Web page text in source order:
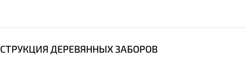
ДЕРЕВЯННЫХ ЗАБОРОВ